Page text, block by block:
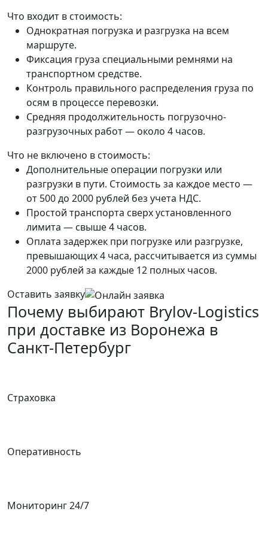
Что входит в стоимость:
Однократная погрузка и разгрузка на всем
маршруте.
Фиксация груза специальными ремнями на
транспортном средстве.
Контроль правильного распределения груза по
осям в процессе перевозки.
Средняя продолжительность погрузочно-
разгрузочных работ — около 4 часов.
Что не включено в стоимость:
Дополнительные операции погрузки или
разгрузки в пути. Стоимость за каждое место —
от 500 до 2000 рублей без учета НДС.
Простой транспорта сверх установленного
лимита — свыше 4 часов.
Оплата задержек при погрузке или разгрузке,
превышающих 4 часа, рассчитывается из суммы
2000 рублей за каждые 12 полных часов.
Оставить заявку
Почему выбирают Brylov-Logistics
при доставке из Воронежа в
Санкт-Петербург
Страховка
Оперативность
Мониторинг 24/7